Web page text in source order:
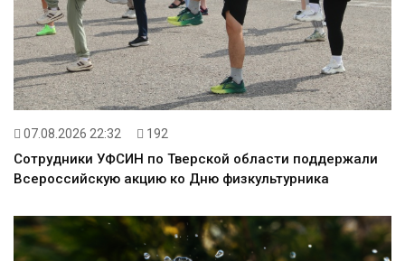
07.08.2026 22:32 192
Сотрудники УФСИН по Тверской области поддержали
Всероссийскую акцию ко Дню физкультурника